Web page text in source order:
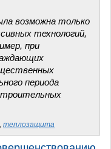
возможна только
технологий,
при
периода
, теплозащита